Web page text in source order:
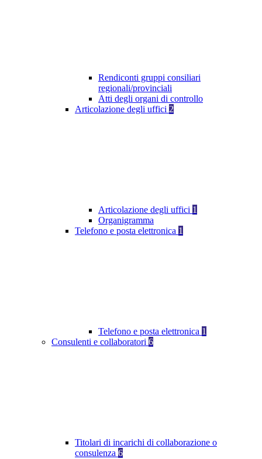
Rendiconti gruppi consiliari
regionali/provinciali
Atti degli organi di controllo
Articolazione degli uffici 2
Articolazione degli uffici 1
Organigramma
Telefono e posta elettronica 1
Telefono e posta elettronica 1
Consulenti e collaboratori 6
Titolari di incarichi di collaborazione o
consulenza 6